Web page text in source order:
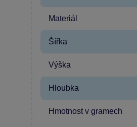
Materiál
Šířka
Výška
Hloubka
Hmotnost v gramech